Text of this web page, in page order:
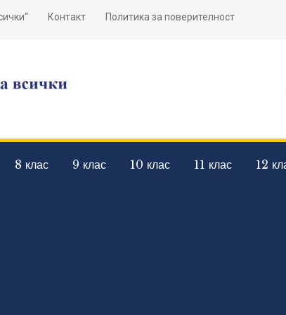
Контакт Политика за поверителност
8 клас 9 клас 10 клас 11 клас 12